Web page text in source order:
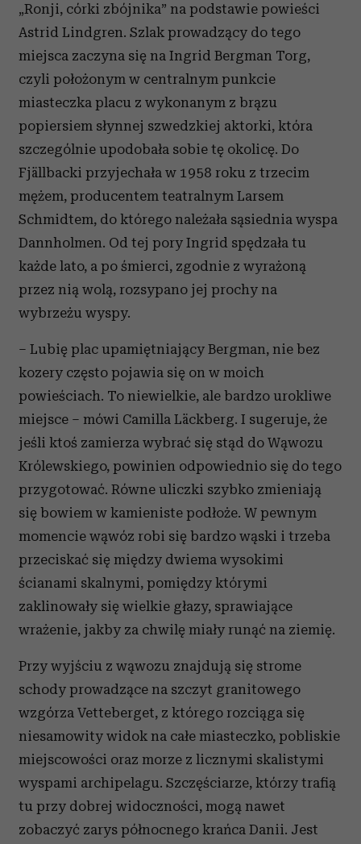
„Ronji, córki zbójnika” na podstawie powieści
Astrid Lindgren. Szlak prowadzący do tego
miejsca zaczyna się na Ingrid Bergman Torg,
czyli położonym w centralnym punkcie
miasteczka placu z wykonanym z brązu
popiersiem słynnej szwedzkiej aktorki, która
szczególnie upodobała sobie tę okolicę. Do
Fjällbacki przyjechała w 1958 roku z trzecim
mężem, producentem teatralnym Larsem
Schmidtem, do którego należała sąsiednia wyspa
Dannholmen. Od tej pory Ingrid spędzała tu
każde lato, a po śmierci, zgodnie z wyrażoną
przez nią wolą, rozsypano jej prochy na
wybrzeżu wyspy.
– Lubię plac upamiętniający Bergman, nie bez
kozery często pojawia się on w moich
powieściach. To niewielkie, ale bardzo urokliwe
miejsce – mówi Camilla Läckberg. I sugeruje, że
jeśli ktoś zamierza wybrać się stąd do Wąwozu
Królewskiego, powinien odpowiednio się do tego
przygotować. Równe uliczki szybko zmieniają
się bowiem w kamieniste podłoże. W pewnym
momencie wąwóz robi się bardzo wąski i trzeba
przeciskać się między dwiema wysokimi
ścianami skalnymi, pomiędzy którymi
zaklinowały się wielkie głazy, sprawiające
wrażenie, jakby za chwilę miały runąć na ziemię.
Przy wyjściu z wąwozu znajdują się strome
schody prowadzące na szczyt granitowego
wzgórza Vetteberget, z którego rozciąga się
niesamowity widok na całe miasteczko, pobliskie
miejscowości oraz morze z licznymi skalistymi
wyspami archipelagu. Szczęściarze, którzy trafią
tu przy dobrej widoczności, mogą nawet
zobaczyć zarys północnego krańca Danii. Jest